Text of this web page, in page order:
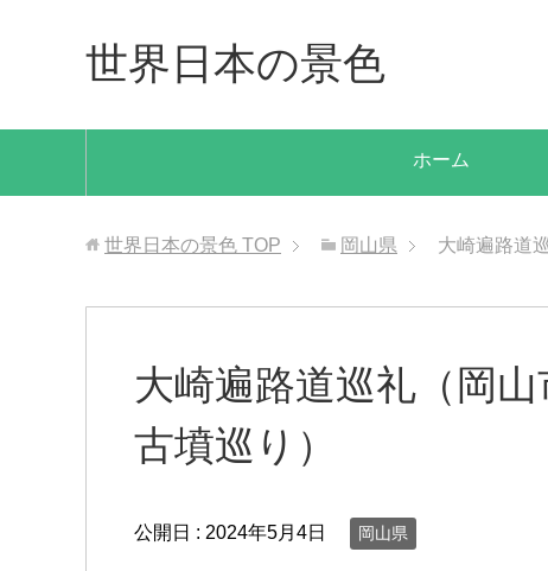
世界日本の景色
ホーム
世界日本の景色 TOP 岡山県 大崎遍路道
大崎遍路道巡礼（岡
古墳巡り）
公開日 : 2024年5月4日 岡山県